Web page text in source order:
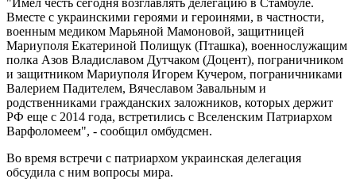
Вместе с украинскими героями и героинями, в частности,
военным медиком Марьяной Мамоновой, защитницей
Мариуполя Екатериной Полищук (Пташка), военнослужащим
полка Азов Владиславом Дутчаком (Доцент), пограничником
и защитником Мариуполя Игорем Кучером, пограничниками
Валерием Падителем, Вячеславом Завальным и
родственниками гражданских заложников, которых держит
РФ еще с 2014 года, встретились с Вселенским Патриархом
Варфоломеем", - сообщил омбудсмен.
Во время встречи с патриархом украинская делегация
обсудила с ним вопросы мира.